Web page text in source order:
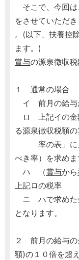
そこで、今回は
をさせていただ
。(以下、 扶養控
ます。)
賞与の源泉徴収税
１ 通常の場合
イ 前月の給与
ロ 上記イの金
る源泉徴収税額の
率の表」に当
べき率）を求めま
ハ （賞与から
上記ロの税率
ニ ハで求めた
となります。
２ 前月の給与の
額)の１０倍を超